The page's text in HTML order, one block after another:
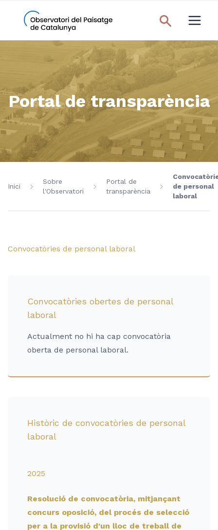
Portal de transparència
Inici
Sobre
l'Observatori
Portal de
transparència
de personal
laboral
Convocatòries de personal laboral
Convocatòries obertes de personal
laboral
Actualment no hi ha cap convocatòria
oberta de personal laboral.
Històric de convocatòries de personal
laboral
2025
Resolució de convocatòria, mitjançant
concurs oposició, del procés de selecció
per a la provisió d'un lloc de treball de